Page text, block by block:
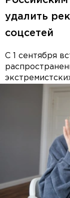
удалить
соцсетей
С 1 сентября